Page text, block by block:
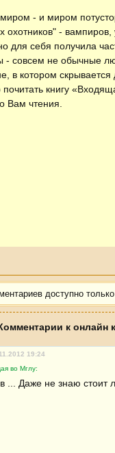
- и миром
охотников" -
для себя получила
совсем не обычные
в котором
почитать книгу
Вам чтения.
доступно
к онлайн
19:24
во Мглу:
... Даже не знаю стоит